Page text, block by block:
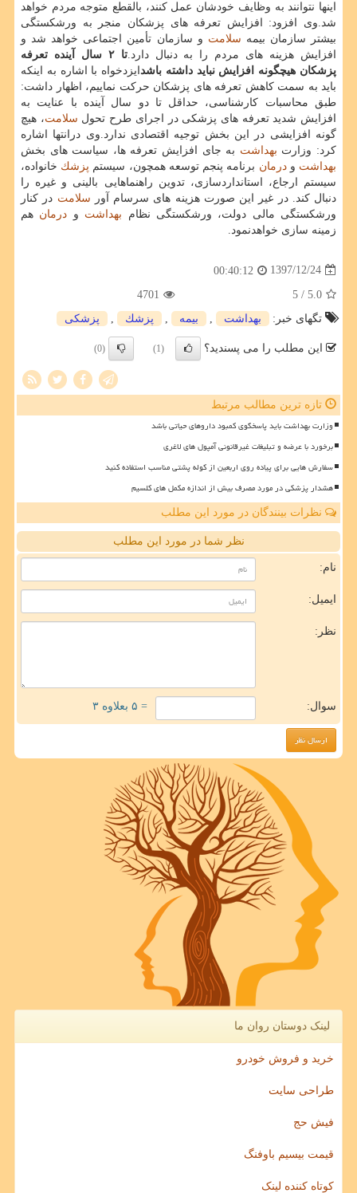
اینها نتوانند به وظایف خودشان عمل كنند، بالقطع متوجه مردم خواهد
شد.وی افزود: افزایش تعرفه های پزشكان منجر به ورشكستگی
بیشتر سازمان بیمه سلامت و سازمان تأمین اجتماعی خواهد شد و
افزایش هزینه های مردم را به دنبال دارد.
تا ۲ سال آینده تعرفه
پزشكان هیچگونه افزایش نباید داشته باشدایزدخواه با اشاره به اینكه
باید به سمت كاهش تعرفه های پزشكان حركت نماییم، اظهار داشت:
طبق محاسبات كارشناسی، حداقل تا دو سال آینده با عنایت به
افزایش شدید تعرفه های پزشكی در اجرای طرح تحول سلامت، هیچ
گونه افزایشی در این بخش توجیه اقتصادی ندارد.وی درانتها اشاره
كرد: وزارت بهداشت به جای افزایش تعرفه ها، سیاست های بخش
بهداشت ودرمان برنامه پنجم توسعه همچون، سیستم پزشك خانواده،
سیستم ارجاع، استانداردسازی، تدوین راهنماهایی بالینی و غیره را
دنبال كند. در غیر این صورت هزینه های سرسام آور سلامت در كنار
ورشكستگی مالی دولت، ورشكستگی نظام بهداشت و درمان هم
زمینه سازی خواهدنمود.
1397/12/24
00:40:12
5.0
/ 5
4701
تگهای خبر:
بهداشت بیمه پزشك پزشكی
این مطلب را می پسندید؟ (1)
(0)
تازه ترین مطالب مرتبط
وزارت بهداشت باید پاسخگوی کمبود داروهای حیاتی باشد
برخورد با عرضه و تبلیغات غیرقانونی آمپول های لاغری
سفارش هایی برای پیاده روی اربعین از کوله پشتی مناسب استفاده کنید
هشدار پزشکی در مورد مصرف بیش از اندازه مکمل های کلسیم
نظرات بینندگان در مورد این مطلب
نظر شما در مورد این مطلب
نام:
ایمیل:
نظر:
سوال: = ۵ بعلاوه ۳
لینک دوستان روان ما
خرید و فروش خودرو
طراحی سایت
فیش حج
قیمت بیسیم باوفنگ
کوتاه کننده لینک